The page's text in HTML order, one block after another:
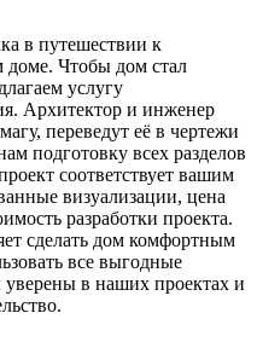
в путешествии к
доме. Чтобы дом стал
услугу
Архитектор и инженер
переведут её в чертежи
подготовку всех разделов
соответствует вашим
визуализации, цена
разработки проекта.
сделать дом комфортным
все выгодные
в наших проектах и